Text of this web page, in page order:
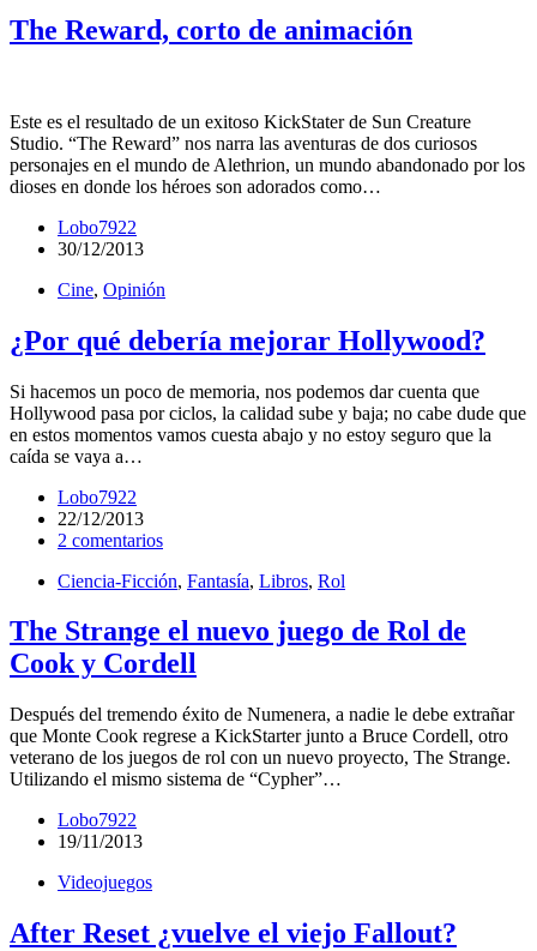
The Reward, corto de animación
Este es el resultado de un exitoso KickStater de Sun Creature
Studio. “The Reward” nos narra las aventuras de dos curiosos
personajes en el mundo de Alethrion, un mundo abandonado por los
dioses en donde los héroes son adorados como…
Lobo7922
30/12/2013
Cine, Opinión
¿Por qué debería mejorar Hollywood?
Si hacemos un poco de memoria, nos podemos dar cuenta que
Hollywood pasa por ciclos, la calidad sube y baja; no cabe dude que
en estos momentos vamos cuesta abajo y no estoy seguro que la
caída se vaya a…
Lobo7922
22/12/2013
2 comentarios
Ciencia-Ficción, Fantasía, Libros, Rol
The Strange el nuevo juego de Rol de
Cook y Cordell
Después del tremendo éxito de Numenera, a nadie le debe extrañar
que Monte Cook regrese a KickStarter junto a Bruce Cordell, otro
veterano de los juegos de rol con un nuevo proyecto, The Strange.
Utilizando el mismo sistema de “Cypher”…
Lobo7922
19/11/2013
Videojuegos
After Reset ¿vuelve el viejo Fallout?